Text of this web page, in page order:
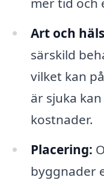
Art och
särskild
vilket kan
är sjuka
kostnader.
Placering:
byggnader